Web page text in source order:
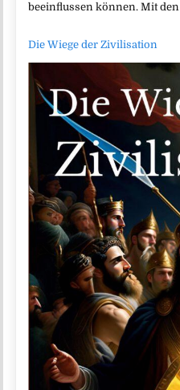
beeinflussen können. Mit den
Die Wiege der Zivilisation